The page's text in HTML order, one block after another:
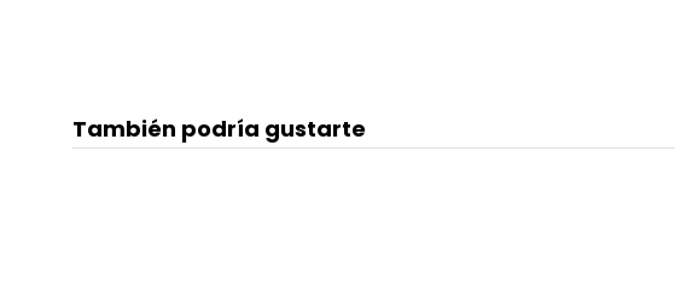
También podría gustarte